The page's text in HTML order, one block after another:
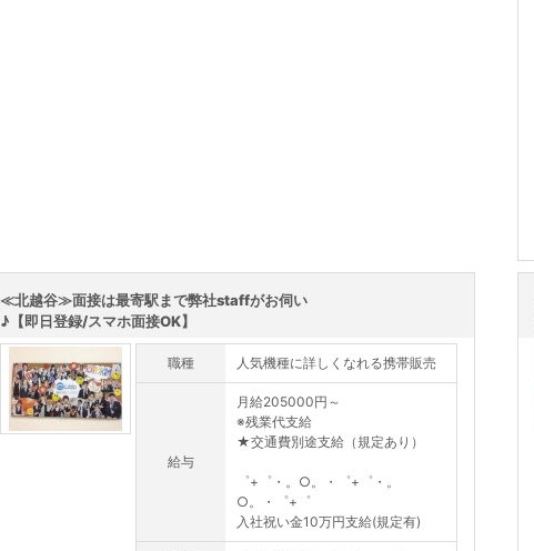
≪北越谷≫面接は最寄駅まで弊社staffがお伺い
♪【即日登録/スマホ面接OK】
職種 人気機種に詳しくなれる携帯販売
給与
月給205000円～
※残業代支給
★交通費別途支給（規定あり）
゜+゜・。○。・゜+゜・。
○。・゜+゜
入社祝い金10万円支給(規定有)